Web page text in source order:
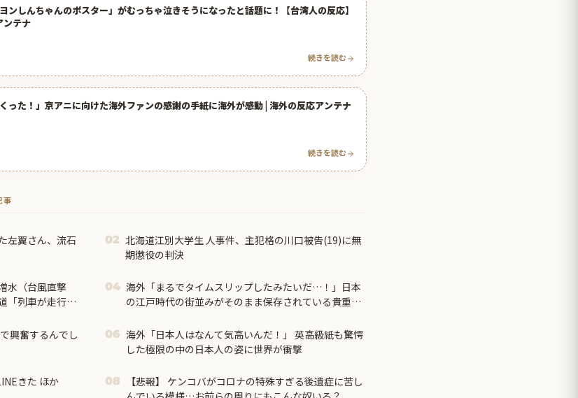
ンしんちゃんのポスター」がむっちゃ泣きそうになったと話題に！【台湾人の反応】
ンテナ
続きを読む
った！」京アニに向けた海外ファンの感謝の手紙に海外が感動 | 海外の反応アンテナ
続きを読む
事
左翼さん、流石
02 北海道江別大学生 人事件、主犯格の川口被告(19)に無
期懲役の判決
水（台風直撃
「列車が走行中
04 海外「まるでタイムスリップしたみたいだ…！」日本
の江戸時代の街並みがそのまま保存されている貴重な
興奮するんでし
06 海外「日本人はなんて気高いんだ！」 英高級紙も驚愕
した極限の中の日本人の姿に世界が衝撃
きた ほか 08
【悲報】 ケンコバがコロナの特殊すぎる後遺症に苦し